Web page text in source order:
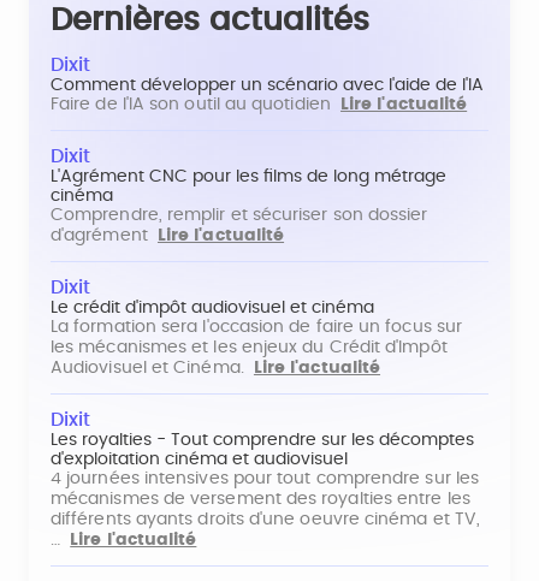
Dernières actualités
Dixit
Comment développer un scénario avec l'aide de l'IA
Faire de l'IA son outil au quotidien
Lire l'actualité
Dixit
L'Agrément CNC pour les films de long métrage
cinéma
Comprendre, remplir et sécuriser son dossier
d'agrément
Lire l'actualité
Dixit
Le crédit d'impôt audiovisuel et cinéma
La formation sera l'occasion de faire un focus sur
les mécanismes et les enjeux du Crédit d'Impôt
Audiovisuel et Cinéma.
Lire l'actualité
Dixit
Les royalties - Tout comprendre sur les décomptes
d'exploitation cinéma et audiovisuel
4 journées intensives pour tout comprendre sur les
mécanismes de versement des royalties entre les
différents ayants droits d'une oeuvre cinéma et TV,
…
Lire l'actualité